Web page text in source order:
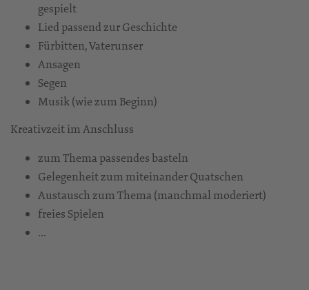
gespielt
Lied passend zur Geschichte
Fürbitten, Vaterunser
Ansagen
Segen
Musik (wie zum Beginn)
Kreativzeit im Anschluss
zum Thema passendes basteln
Gelegenheit zum miteinander Quatschen
Austausch zum Thema (manchmal moderiert)
freies Spielen
…